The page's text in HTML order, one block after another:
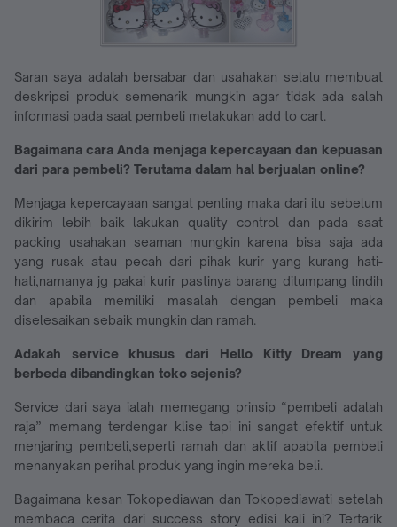
Saran saya adalah bersabar dan usahakan selalu membuat
deskripsi produk semenarik mungkin agar tidak ada salah
informasi pada saat pembeli melakukan add to cart.
Bagaimana cara Anda menjaga kepercayaan dan kepuasan
dari para pembeli? Terutama dalam hal berjualan online?
Menjaga kepercayaan sangat penting maka dari itu sebelum
dikirim lebih baik lakukan quality control dan pada saat
packing usahakan seaman mungkin karena bisa saja ada
yang rusak atau pecah dari pihak kurir yang kurang hati-
hati,namanya jg pakai kurir pastinya barang ditumpang tindih
dan apabila memiliki masalah dengan pembeli maka
diselesaikan sebaik mungkin dan ramah.
Adakah service khusus dari Hello Kitty Dream yang
berbeda dibandingkan toko sejenis?
Service dari saya ialah memegang prinsip “pembeli adalah
raja” memang terdengar klise tapi ini sangat efektif untuk
menjaring pembeli,seperti ramah dan aktif apabila pembeli
menanyakan perihal produk yang ingin mereka beli.
Bagaimana kesan Tokopediawan dan Tokopediawati setelah
membaca cerita dari success story edisi kali ini? Tertarik